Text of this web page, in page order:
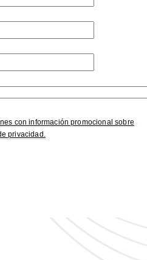
con información promocional sobre
privacidad.